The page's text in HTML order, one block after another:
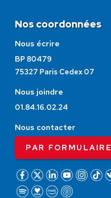
Nos coordonnées
Nous écrire
BP 80479
75327 Paris Cedex 07
Nous joindre
01.84.16.02.24
Nous contacter
PAR FORMULAIRE